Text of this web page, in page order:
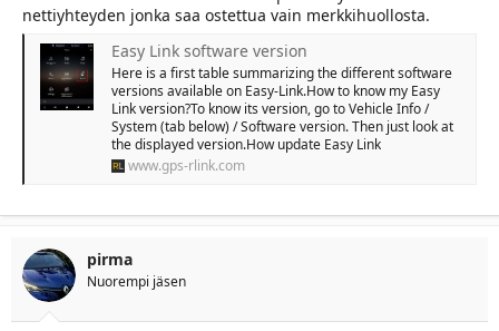
nettiyhteyden jonka saa ostettua vain merkkihuollosta.
Easy Link software version
Here is a first table summarizing the different software
versions available on Easy-Link.How to know my Easy
Link version?To know its version, go to Vehicle Info /
System (tab below) / Software version. Then just look at
the displayed version.How update Easy Link
www.gps-rlink.com
pirma
Nuorempi jäsen